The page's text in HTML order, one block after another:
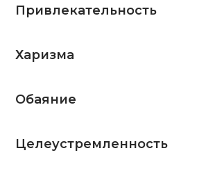
Привлекательность
Харизма
Обаяние
Целеустремленность